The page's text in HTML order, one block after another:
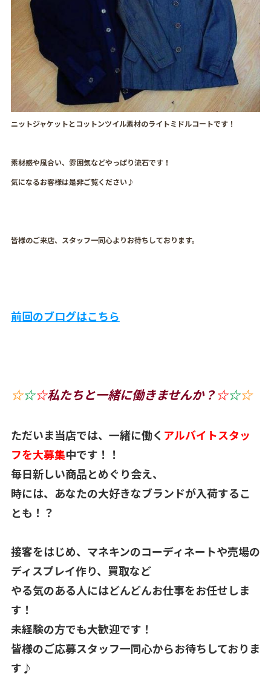
ニットジャケットとコットンツイル素材のライトミドルコートです！
素材感や風合い、雰囲気などやっぱり流石です！
気になるお客様は是非ご覧ください♪
皆様のご来店、スタッフ一同心よりお待ちしております。
前回のブログはこちら
☆☆☆私たちと一緒に働きませんか？☆☆☆
ただいま当店では、一緒に働く アルバイトスタッ
フを大募集中です！！
毎日新しい商品とめぐり会え、
時には、あなたの大好きなブランドが入荷するこ
とも！？
接客をはじめ、マネキンのコーディネートや売場の
ディスプレイ作り、買取など
やる気のある人にはどんどんお仕事をお任せしま
す！
未経験の方でも大歓迎です！
皆様のご応募スタッフ一同心からお待ちしておりま
す♪